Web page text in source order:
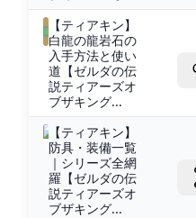
【ティアキン】
白龍の龍岩石の
入手方法と使い
道【ゼルダの伝
説ティアーズオ
ブザキング...
【ティアキン】
防具・装備一覧
｜シリーズ全網
羅【ゼルダの伝
説ティアーズオ
ブザキング...